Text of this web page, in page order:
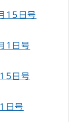
15日号
1日号
日号
日号